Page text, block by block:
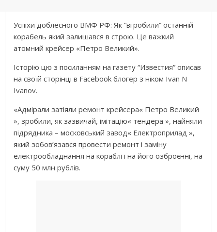
Успіхи доблесного ВМФ РФ: Як “вгробили” останній
корабель який залишався в строю. Це важкий
атомний крейсер «Петро Великий».
Історію цю з посиланням на газету “Известия” описав
на своїй сторінці в Facebook блогер з ніком Ivan N
Ivanov.
«Адмірали затіяли ремонт крейсера« Петро Великий
», зробили, як зазвичай, імітацію« тендера », найняли
підрядника – московський завод« Електроприлад »,
який зобов’язався провести ремонт і заміну
електрообладнання на кораблі і на його озброєнні, на
суму 50 млн рублів.